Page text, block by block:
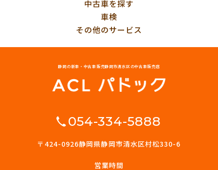
中古車を探す
車検
その他のサービス
静岡の新車・中古車販売静岡市清水区の中古車販売店
054-334-5888
〒424-0926静岡県静岡市清水区村松330-6
営業時間